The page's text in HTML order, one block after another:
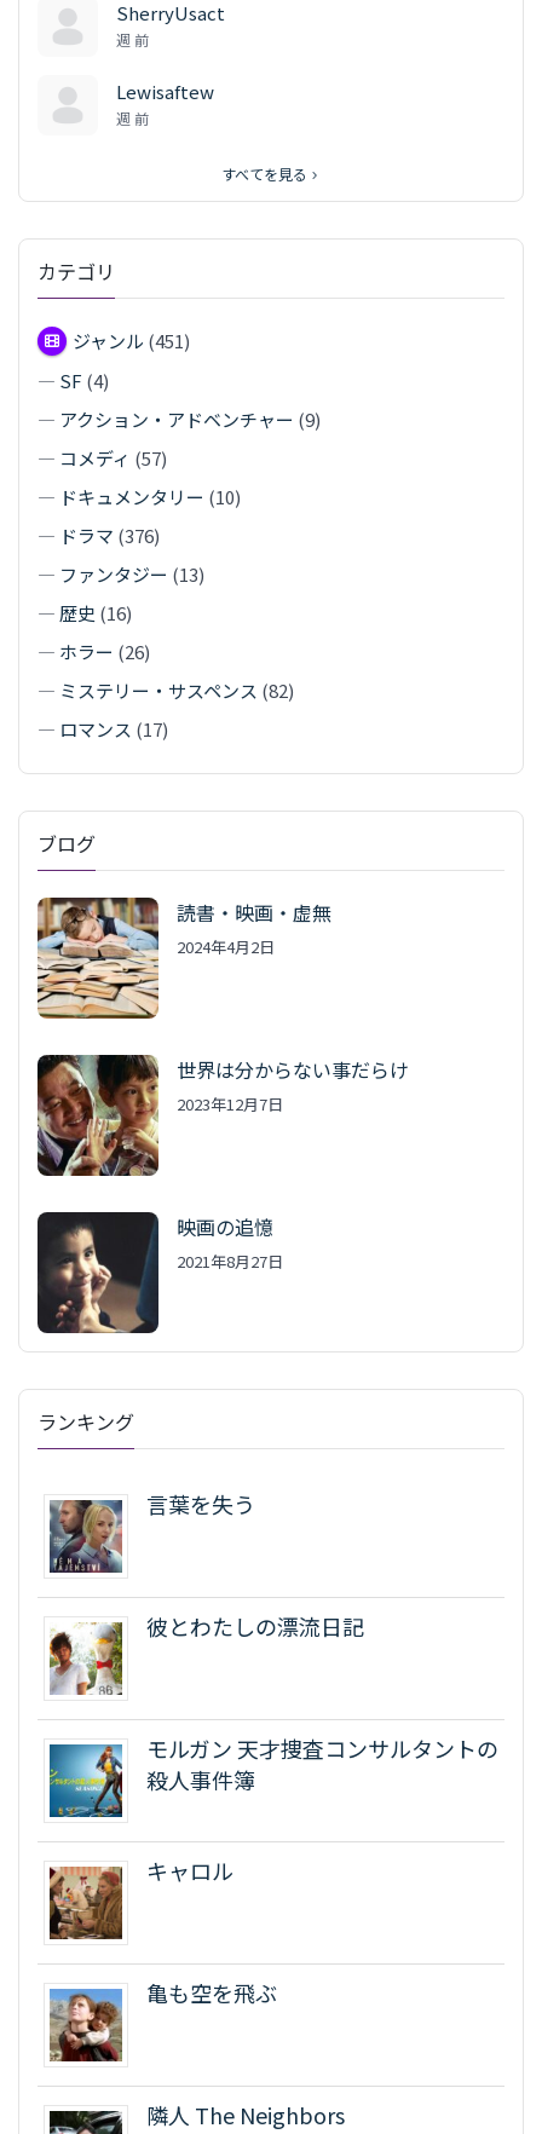
SherryUsact
週 前
Lewisaftew
週 前
すべてを見る
カテゴリ
ジャンル (451)
— SF (4)
— アクション・アドベンチャー (9)
— コメディ (57)
— ドキュメンタリー (10)
— ドラマ (376)
— ファンタジー (13)
— 歴史 (16)
— ホラー (26)
— ミステリー・サスペンス (82)
— ロマンス (17)
ブログ
読書・映画・虚無
2024年4月2日
世界は分からない事だらけ
2023年12月7日
映画の追憶
2021年8月27日
ランキング
言葉を失う
彼とわたしの漂流日記
モルガン 天才捜査コンサルタントの
殺人事件簿
キャロル
亀も空を飛ぶ
隣人 The Neighbors